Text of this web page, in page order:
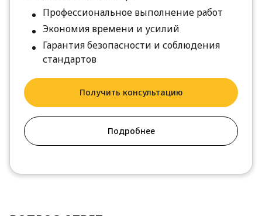
Профессиональное выполнение работ
Экономия времени и усилий
Гарантия безопасности и соблюдения
стандартов
Получить консультацию
Подробнее